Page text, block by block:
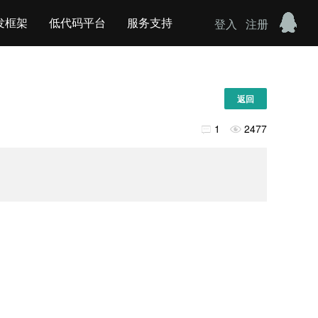
框架 低代码平台 服务支持 登入 注册
返回
 1  2477